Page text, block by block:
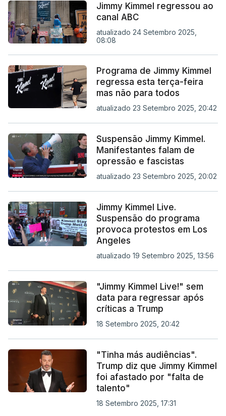
Jimmy Kimmel regressou ao
canal ABC
atualizado 24 Setembro 2025,
08:08
Programa de Jimmy Kimmel
regressa esta terça-feira
mas não para todos
atualizado 23 Setembro 2025, 20:42
Suspensão Jimmy Kimmel.
Manifestantes falam de
opressão e fascistas
atualizado 23 Setembro 2025, 20:02
Jimmy Kimmel Live.
Suspensão do programa
provoca protestos em Los
Angeles
atualizado 19 Setembro 2025, 13:56
"Jimmy Kimmel Live!" sem
data para regressar após
críticas a Trump
18 Setembro 2025, 20:42
"Tinha más audiências".
Trump diz que Jimmy Kimmel
foi afastado por "falta de
talento"
18 Setembro 2025, 17:31